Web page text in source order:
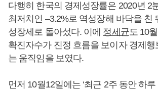
다행히 한국의 경제성장률은 2020년 2
최저치인 –3.2%로 역성장해 바닥을 친
성장세로 돌아섰다. 이에 정세균도 10
확진자수가 진정 흐름을 보이자 경제행
는 움직임을 보였다.
먼저 10월12일에는 ‘최근 2주 동안 하